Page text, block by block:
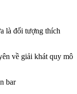
là đối tượng thích
về giải khát quy mô
bar